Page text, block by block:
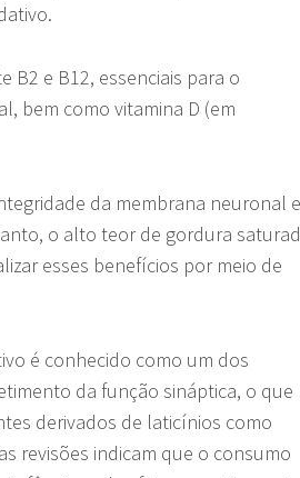
B2 e B12, essenciais para o
bem como vitamina D (em
da membrana neuronal e
o alto teor de gordura
esses benefícios por meio de
é conhecido como um dos
da função sináptica, o que
derivados de laticínios como
revisões indicam que o consumo